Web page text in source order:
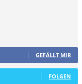
GEFÄLLT MIR
FOLGEN